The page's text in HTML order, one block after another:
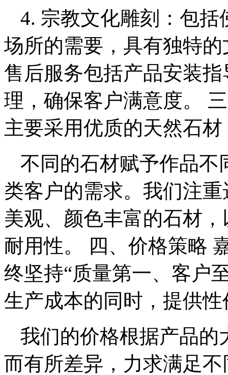
4. 宗教文化雕刻：包
场所的需要，具有独特
售后服务包括产品安装
理，确保客户满意度。
主要采用优质的天然石
不同的石材赋予作品不
类客户的需求。我们注
美观、颜色丰富的石材
耐用性。 四、价格策略
终坚持“质量第一、客户
生产成本的同时，提供
我们的价格根据产品的
而有所差异，力求满足